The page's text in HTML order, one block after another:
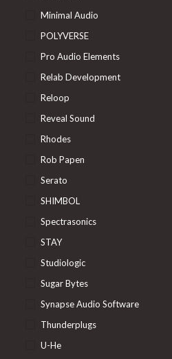
Minimal Audio
POLYVERSE
Pro Audio Elements
Relab Development
Reloop
Reveal Sound
Rhodes
Rob Papen
Serato
SHIMBOL
Spectrasonics
STAY
Studiologic
Sugar Bytes
Synapse Audio Software
Thunderplugs
U-He